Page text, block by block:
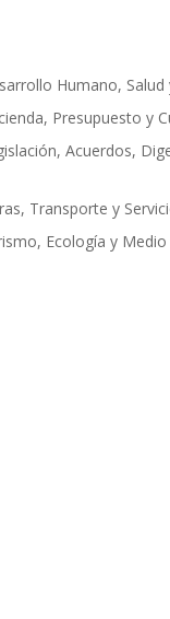
Humano, Salud
Presupuesto y
Acuerdos,
Transporte y
Ecología y